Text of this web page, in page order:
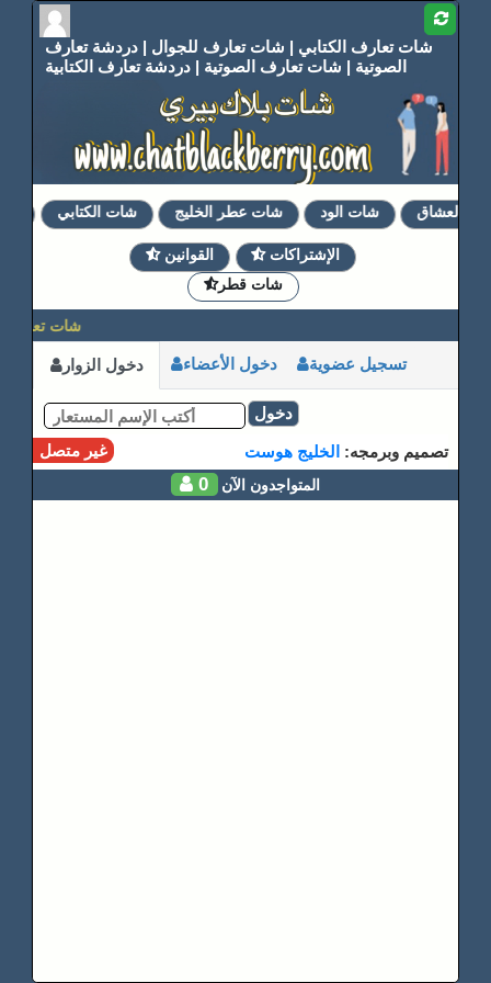
شات تعارف الكتابي | شات تعارف للجوال | دردشة تعارف
الصوتية | شات تعارف الصوتية | دردشة تعارف الكتابية
شات الكتابي شات عطر الخليج شات الود العشاق
القوانين
الإشتراكات
شات قطر
شات تعارف
دخول الزوار دخول الأعضاء تسجيل عضوية
دخول
غير متصل
تصميم وبرمجه: الخليج هوست
0 المتواجدون الآن